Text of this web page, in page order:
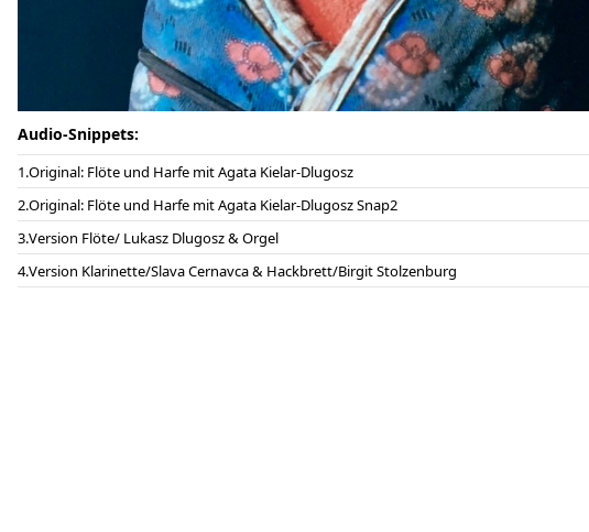
Audio-Snippets:
Original: Flöte und Harfe mit Agata Kielar-Dlugosz
Original: Flöte und Harfe mit Agata Kielar-Dlugosz Snap2
Version Flöte/ Lukasz Dlugosz & Orgel
Version Klarinette/Slava Cernavca & Hackbrett/Birgit Stolzenburg